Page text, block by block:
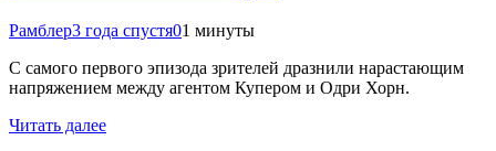
Рамблер3 года спустя01 минуты
С самого первого эпизода зрителей дразнили нарастающим
напряжением между агентом Купером и Одри Хорн.
Читать далее